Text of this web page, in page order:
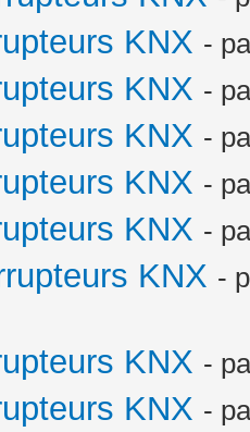
KNX -
KNX -
KNX -
KNX -
KNX -
KNX -
KNX -
KNX -